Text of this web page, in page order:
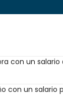
con un salario
con un salario